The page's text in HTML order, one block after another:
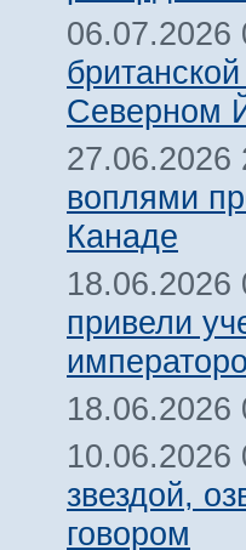
06.07.2026
Северном
27.06.2026
воплями
Канаде
18.06.2026
привели
18.06.2026
10.06.2026
звездой,
говором